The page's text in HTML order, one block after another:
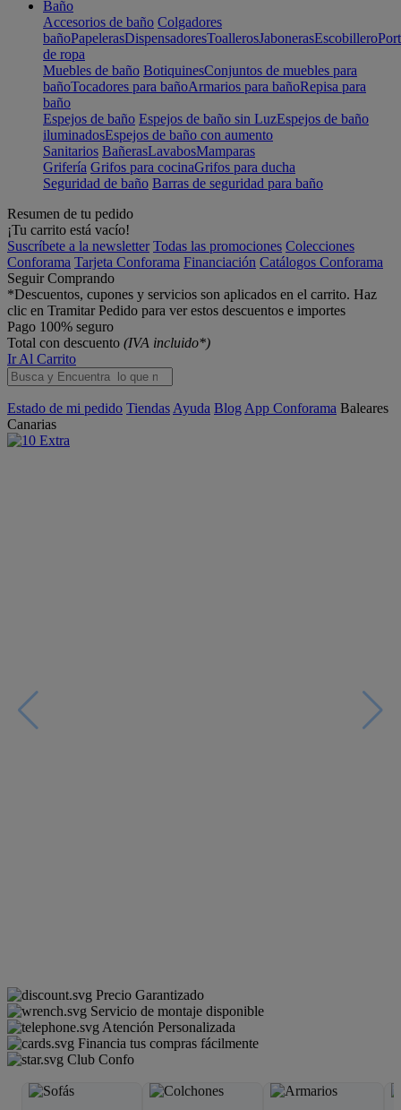
Baño
Accesorios de baño Colgadores
bañoPapelerasDispensadoresToallerosJabonerasEscobillero
de ropa
Muebles de baño BotiquinesConjuntos de muebles para
bañoTocadores para bañoArmarios para bañoRepisa para
baño
Espejos de baño Espejos de baño sin LuzEspejos de baño
iluminadosEspejos de baño con aumento
Sanitarios BañerasLavabosMamparas
Grifería Grifos para cocinaGrifos para ducha
Seguridad de baño Barras de seguridad para baño
Resumen de tu pedido
¡Tu carrito está vacío!
Suscríbete a la newsletter Todas las promociones Colecciones
Conforama Tarjeta Conforama Financiación Catálogos Conforama
Seguir Comprando
*Descuentos, cupones y servicios son aplicados en el carrito. Haz
clic en Tramitar Pedido para ver estos descuentos e importes
Pago 100% seguro
Total con descuento (IVA incluido*)
Ir Al Carrito
Estado de mi pedido Tiendas Ayuda Blog App Conforama Baleares
Canarias
Precio Garantizado
Servicio de montaje disponible
Atención Personalizada
Financia tus compras fácilmente
Club Confo